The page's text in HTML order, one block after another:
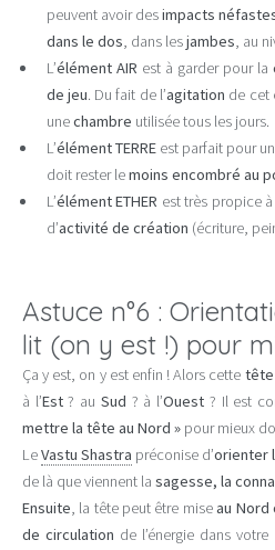
peuvent avoir desimpacts
dans le dos, dans lesjambes, au
L’élément AIR est à garder pour la
de jeu. Du fait de l’agitation de cet
unechambre utilisée tous les jours.
L’élément TERREest parfait pour un
doit rester lemoins encombré au
L’élément ETHER est très propice
d’activité de création (écriture,
Astuce n°6 :
lit (on y est !) pour
Ça y est, on y est enfin ! Alors cette
à l’Est? au Sud ? à l’Ouest ? Il est
mettre la tête au Nord » pour mieux
LeVastu Shastra préconise d’orienter
de là que viennent la sagesse, la
Ensuite, la tête peut être miseau Nord
de circulation de l’énergie dans